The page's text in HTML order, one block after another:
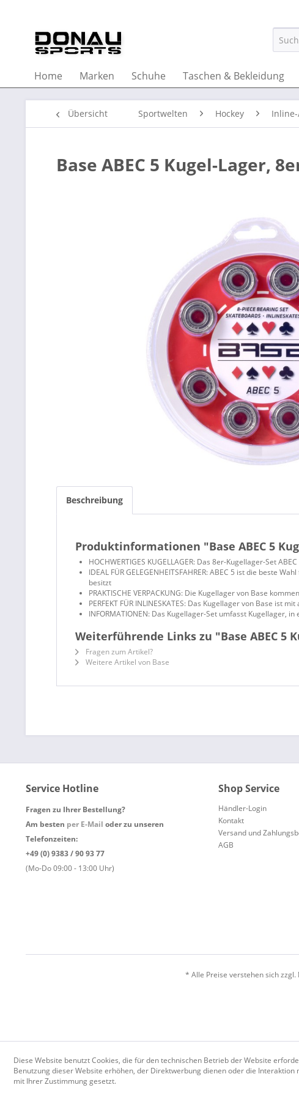
Home Marken Schuhe Taschen & Bekleidung
Übersicht Sportwelten Hockey
Base ABEC 5 Kugel-Lager,
Beschreibung
Produktinformationen "Base ABEC 5
HOCHWERTIGES KUGELLAGER: Das 8er-Kugellager-Set
IDEAL FÜR GELEGENHEITSFAHRER: ABEC 5 ist die beste
besitzt
PRAKTISCHE VERPACKUNG: Die Kugellager von Base
PERFEKT FÜR INLINESKATES: Das Kugellager von Base ist
INFORMATIONEN: Das Kugellager-Set umfasst Kugellager,
Weiterführende Links zu "Base ABEC 5
Fragen zum Artikel?
Weitere Artikel von Base
Service Hotline
Fragen zu Ihrer Bestellung?
Am besten per E-Mail oder zu unseren
Telefonzeiten:
+49 (0) 9383 / 90 93 77
(Mo-Do 09:00 - 13:00 Uhr)
Shop Service
Händler-Login
Kontakt
Versand und
AGB
* Alle Preise verstehen sich
Diese Website benutzt Cookies, die für den technischen Betrieb der Website
Benutzung dieser Website erhöhen, der Direktwerbung dienen oder die
mit Ihrer Zustimmung gesetzt.